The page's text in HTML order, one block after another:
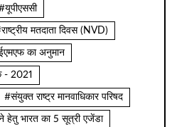
मतदाता दिवस (NVD)
का अनुमान
- 2021
#संयुक्त राष्ट्र मानवाधिकार परिषद
हेतु भारत का 5 सूत्री एजेंडा